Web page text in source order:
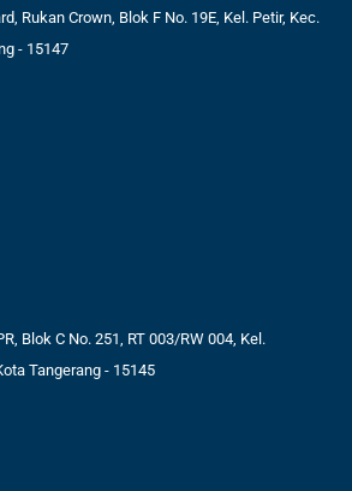
Rukan Crown, Blok F No. 19E, Kel. Petir, Kec.
- 15147
Blok C No. 251, RT 003/RW 004, Kel.
Tangerang - 15145